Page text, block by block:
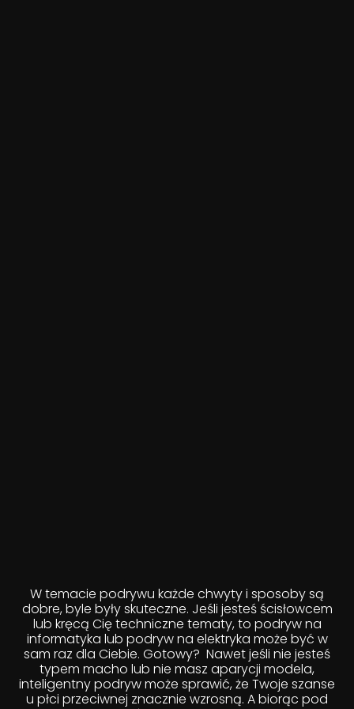
W temacie podrywu każde chwyty i sposoby są
dobre, byle były skuteczne. Jeśli jesteś ścisłowcem
lub kręcą Cię techniczne tematy, to podryw na
informatyka lub podryw na elektryka może być w
sam raz dla Ciebie. Gotowy? Nawet jeśli nie jesteś
typem macho lub nie masz aparycji modela,
inteligentny podryw może sprawić, że Twoje szanse
u płci przeciwnej znacznie wzrosną. A biorąc pod